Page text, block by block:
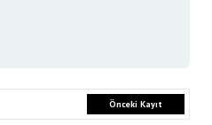
Önceki Kayıt